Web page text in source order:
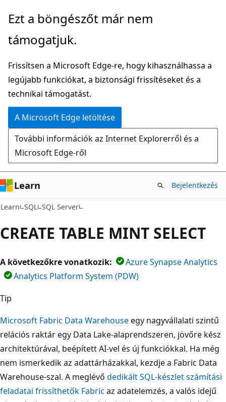
Ugrás
fő
Ezt a böngészőt már nem
támogatjuk.
Frissítsen a Microsoft Edge-re, hogy kihasználhassa a
legújabb funkciókat, a biztonsági frissítéseket és a
technikai támogatást.
A Microsoft Edge letöltése
További információk az Internet Explorerről és a
Microsoft Edge-ről
Learn Bejelentkezés
Learn SQL SQL Server
CREATE TABLE MINT SELECT
A következőkre vonatkozik:
Azure Synapse Analytics
Analytics Platform System (PDW)
Tip
Microsoft Fabric Data Warehouseegy nagyvállalati szintű
relációs raktár egy Data Lake-alaprendszeren, jövőre kész
architektúrával, beépített AI-vel és új funkciókkal. Ha még
nem ismerkedik az adattárházakkal, kezdje a Fabric Data
Warehouse-szal. A meglévő dedikált SQL-készlet számítási
feladatai frissíthetők Fabric az adatelemzés, a valós idejű